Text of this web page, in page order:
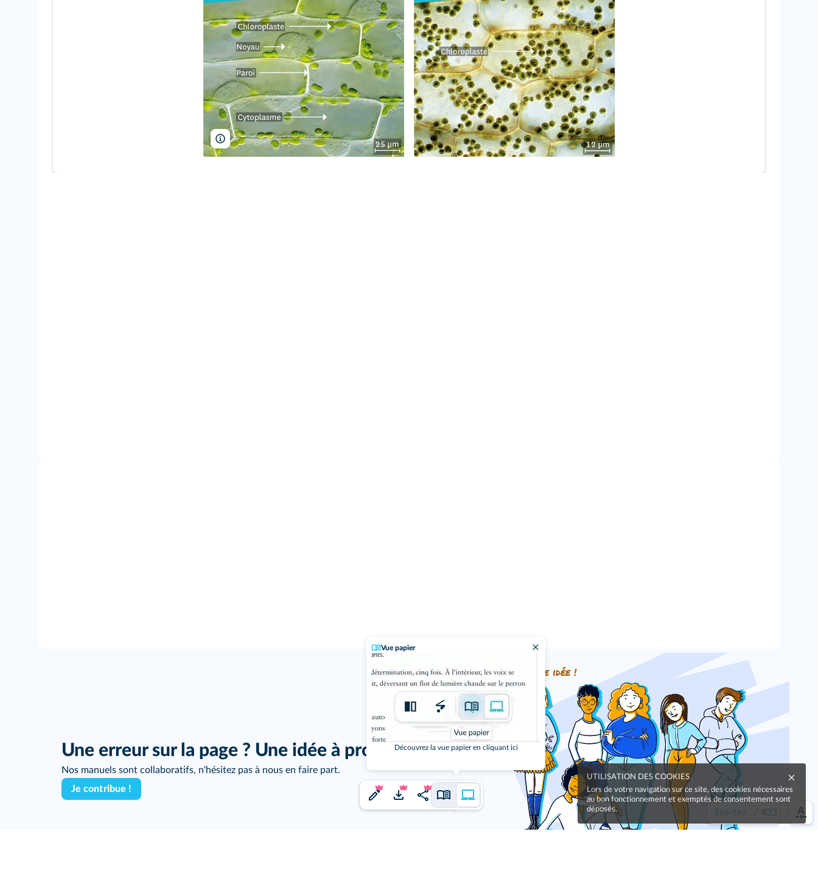
/ 433
Vue papier
Découvrez la vue papier en cliquant ici
Hervé Conge/ISM, Jean-Claude Révy/ISM
Une erreur sur la page ? Une idée à proposer ?
Nos manuels sont collaboratifs, n'hésitez pas à nous en faire part.
Je contribue !
j'ai une idée !
UTILISATION DES COOKIES
Lors de votre navigation sur ce site, des cookies nécessaires
au bon fonctionnement et exemptés de consentement sont
déposés.